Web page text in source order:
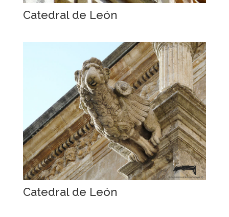
Catedral de León
Catedral de León